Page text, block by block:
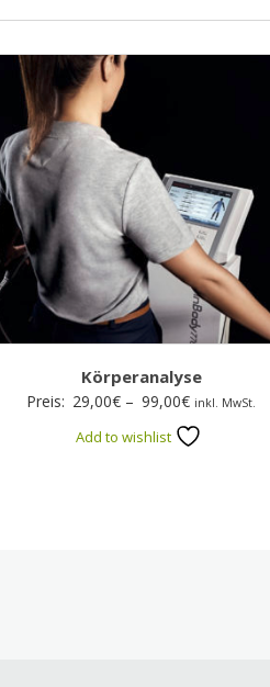
Körperanalyse
Preis: 29,00€ – 99,00€Preisspanne:
29,00€
inkl. MwSt.
Add to wishlist